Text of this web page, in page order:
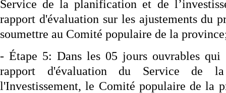
Service de la planification et de
rapport d'évaluation sur les ajustements du
soumettre au Comité populaire de la
- Étape 5: Dans les 05 jours ouvrables qui
rapport d'évaluation du Service de
l'Investissement, le Comité populaire de la